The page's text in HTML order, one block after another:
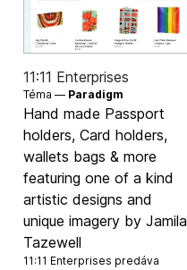
11:11 Enterprises
Téma — Paradigm
Hand made Passport
holders, Card holders,
wallets bags & more
featuring one of a kind
artistic designs and
unique imagery by Jamila
Tazewell
11:11 Enterprises predáva